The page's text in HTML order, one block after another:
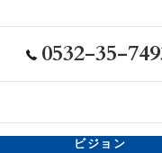
0532-35-
ビジョン